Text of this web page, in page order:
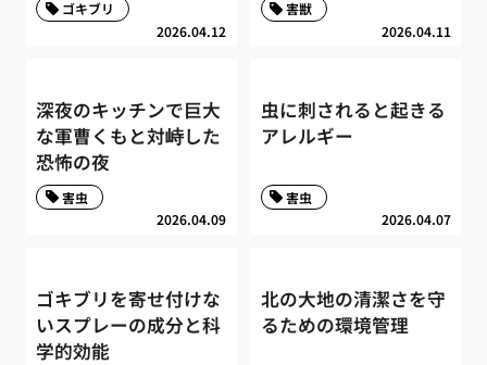
2026.04.12
ゴキブリ
2026.04.11
害獣
深夜のキッチンで巨大
な軍曹くもと対峙した
恐怖の夜
2026.04.09
害虫
虫に刺されると起きる
アレルギー
2026.04.07
害虫
ゴキブリを寄せ付けな
いスプレーの成分と科
学的効能
北の大地の清潔さを守
るための環境管理